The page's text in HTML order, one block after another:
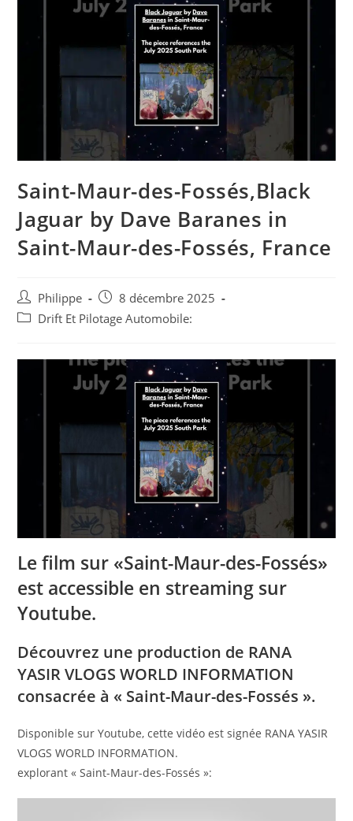
Saint-Maur-des-Fossés,Black
Jaguar by Dave Baranes in
Saint-Maur-des-Fossés, France
Auteur/autrice
de
Philippe
Post
published:
8 décembre 2025
PostDrift Et Pilotage Automobile:
Le film sur «Saint-Maur-des-Fossés»
est accessible en streaming sur
Youtube.
Découvrez une production de RANA
YASIR VLOGS WORLD INFORMATION
consacrée à « Saint-Maur-des-Fossés ».
Disponible sur Youtube, cette vidéo est signée RANA YASIR
VLOGS WORLD INFORMATION.
explorant « Saint-Maur-des-Fossés »: